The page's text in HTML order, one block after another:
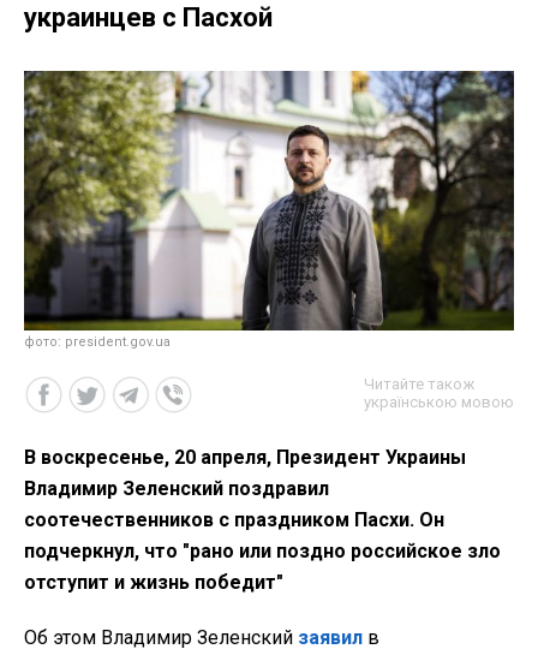
украинцев с Пасхой
фото: president.gov.ua
Читайте також
українською мовою
В воскресенье, 20 апреля, Президент Украины
Владимир Зеленский поздравил
соотечественников с праздником Пасхи. Он
подчеркнул, что "рано или поздно российское зло
отступит и жизнь победит"
Об этом Владимир Зеленский заявил в